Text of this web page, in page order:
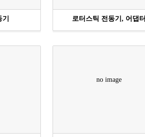
로터스틱 전동기, 어댑터
no image